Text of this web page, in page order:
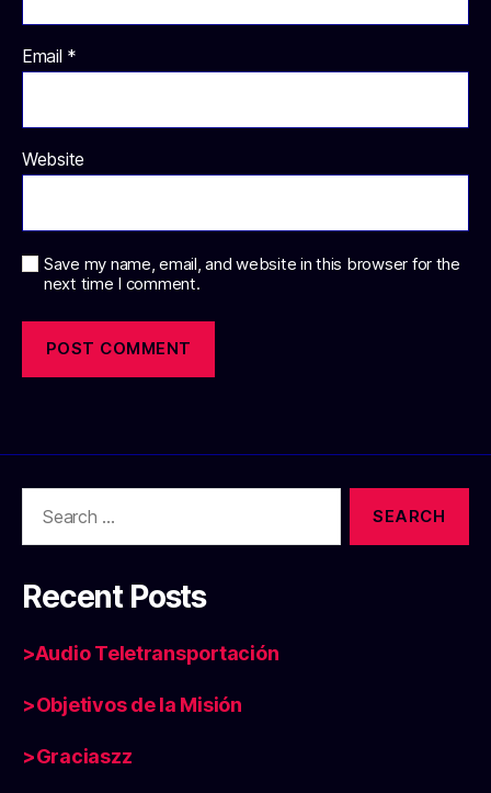
Email *
Website
Save my name, email, and website in this browser for the
next time I comment.
Recent Posts
>Audio Teletransportación
>Objetivos de la Misión
>Graciaszz